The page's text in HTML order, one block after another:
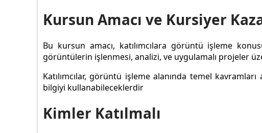
Kursun Amacı ve Kursiyer
Bu kursun amacı, katılımcılara görüntü işleme
görüntülerin işlenmesi, analizi, ve uygulamalı projeler
Katılımcılar, görüntü işleme alanında temel
bilgiyi kullanabileceklerdir
Kimler Katılmalı